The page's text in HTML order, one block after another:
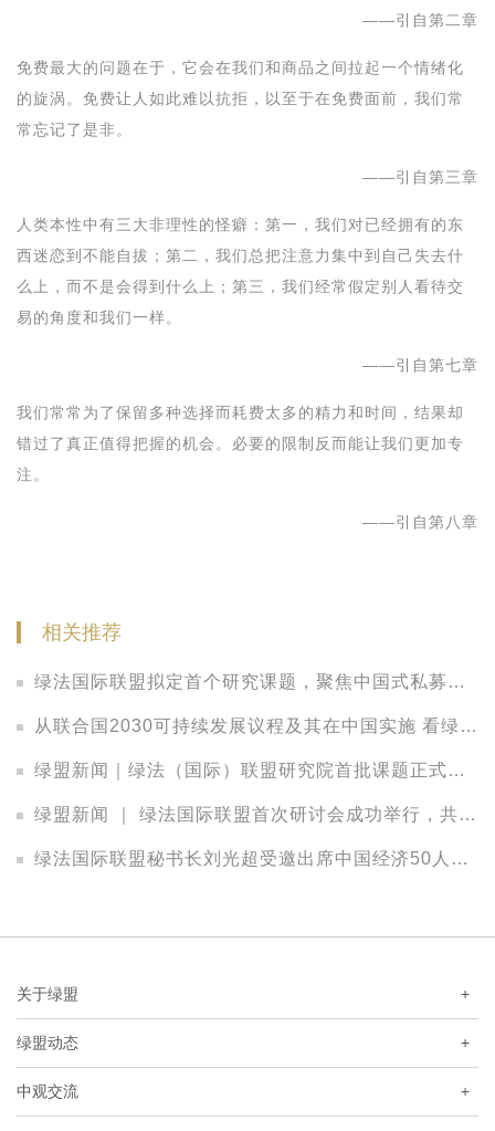
——引自第二章
免费最大的问题在于，它会在我们和商品之间拉起一个情绪化
的旋涡。免费让人如此难以抗拒，以至于在免费面前，我们常
常忘记了是非。
——引自第三章
人类本性中有三大非理性的怪癖：第一，我们对已经拥有的东
西迷恋到不能自拔；第二，我们总把注意力集中到自己失去什
么上，而不是会得到什么上；第三，我们经常假定别人看待交
易的角度和我们一样。
——引自第七章
我们常常为了保留多种选择而耗费太多的精力和时间，结果却
错过了真正值得把握的机会。必要的限制反而能让我们更加专
注。
——引自第八章
相关推荐
绿法国际联盟拟定首个研究课题，聚焦中国式私募股权LP的法律观察
从联合国2030可持续发展议程及其在中国实施 看绿色发展中的法律保障
绿盟新闻｜绿法（国际）联盟研究院首批课题正式立项，把脉中国金融发展新趋势
绿盟新闻 ｜ 绿法国际联盟首次研讨会成功举行，共议资本配置策略、投资实践与管理之道
绿法国际联盟秘书长刘光超受邀出席中国经济50人论坛2017年年会
关于绿盟 +
绿盟动态 +
中观交流 +